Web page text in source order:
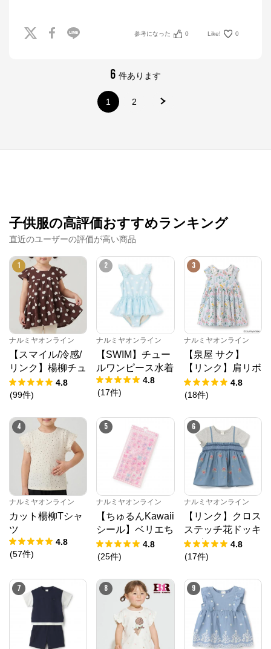
参考になった 0 Like! 0
6 件あります
1 2
子供服の高評価おすすめランキング
直近のユーザーの評価が高い商品
1
ナルミヤオンライン
【スマイル/冷感/
リンク】楊柳チュ
ニック
4.8
(99件)
2
ナルミヤオンライン
【SWIM】チュー
ルワンピース水着
4.8
(17件)
3
ナルミヤオンライン
【泉屋 サク】
【リンク】肩リボ
ンフラワーキャッ
トワンピース
4.8
(18件)
4
ナルミヤオンライン
カット楊柳Tシャ
ツ
4.8
(57件)
5
ナルミヤオンライン
【ちゅるんKawaii
シール】ベリエち
ゃん
4.8
(25件)
6
ナルミヤオンライン
【リンク】クロス
ステッチ花ドッキ
ングTシャツ
4.8
(17件)
7 8 9
公式ECサイト
※外部サイトが開きます
ナルミヤオンライン からのコメント
ナルミヤオンライン公式通販ショップ。人気子供服メ
ゾピアノ、プティマイン、ラブトキシック、アナスイ
ミニ等、全ブランド、全商品をご覧いただけます。